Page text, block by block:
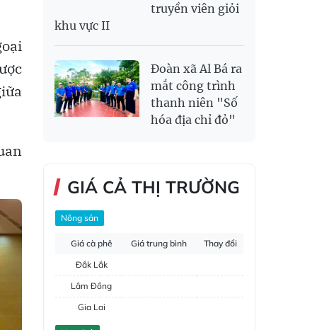
truyền viên giỏi
khu vực II
Đoàn xã Al Bá ra
mắt công trình
thanh niên "Số
hóa địa chỉ đỏ"
GIÁ CẢ THỊ TRƯỜNG
Nông sản
Giá cà phê Giá trung bình
Thay đổi
Đắk Lắk
Lâm Đồng
Gia Lai